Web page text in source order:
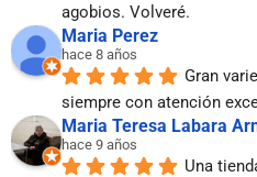
agobios. Volveré.
Maria Perez
hace 8 años
Gran
siempre con atención
Maria Teresa Labara
hace 9 años
Una